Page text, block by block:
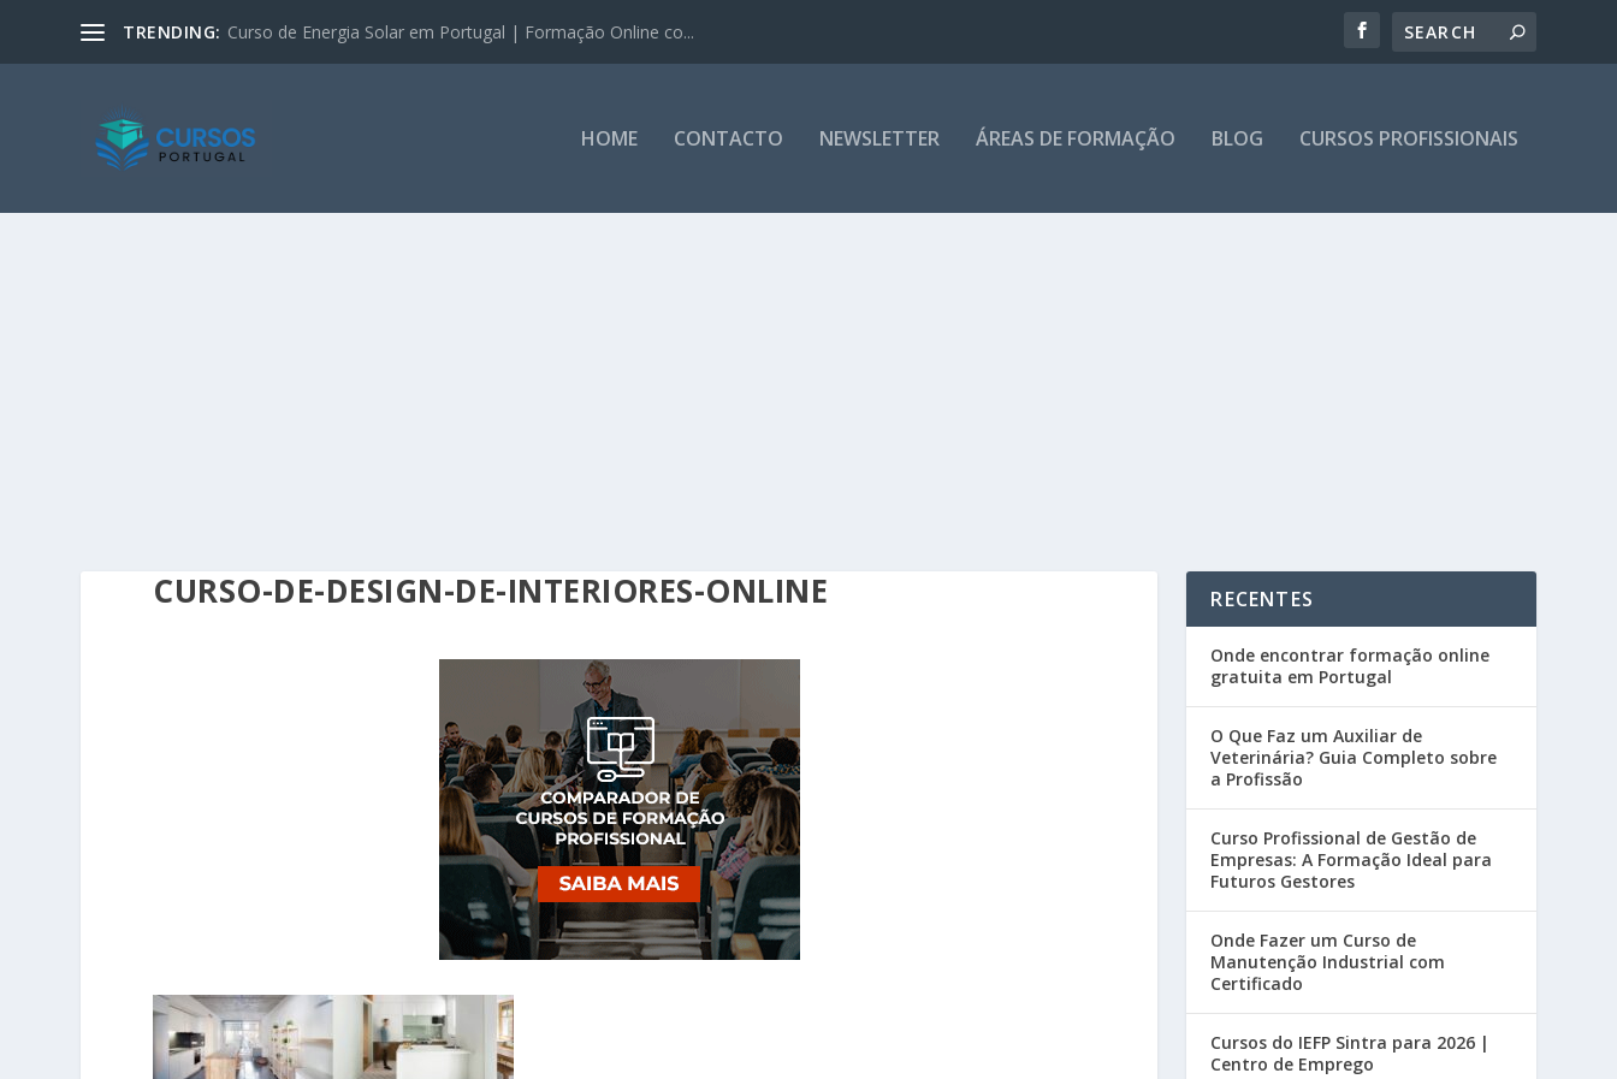
TRENDING: Curso de Energia Solar em Portugal | Formação Online co...
HOME CONTACTO NEWSLETTER ÁREAS DE FORMAÇÃO BLOG CURSOS PROFISSIONAIS
CURSO-DE-DESIGN-DE-INTERIORES-ONLINE RECENTES
Onde encontrar formação online
gratuita em Portugal
O Que Faz um Auxiliar de
Veterinária? Guia Completo sobre
a Profissão
Curso Profissional de Gestão de
Empresas: A Formação Ideal para
Futuros Gestores
Onde Fazer um Curso de
Manutenção Industrial com
Certificado
Cursos do IEFP Sintra para 2026 |
Centro de Emprego